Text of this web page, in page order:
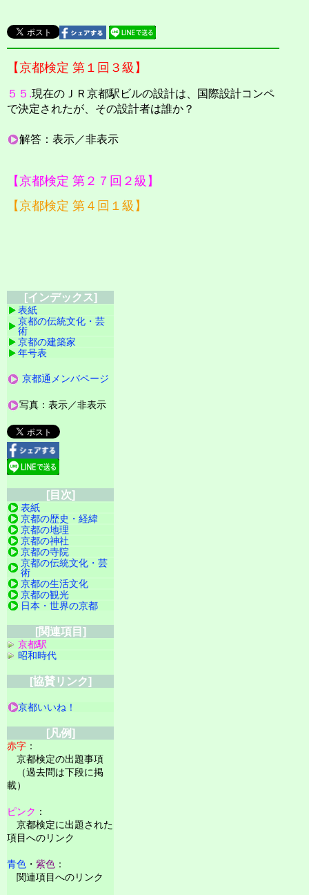
【京都検定 第１回３級】
５５.現在のＪＲ京都駅ビルの設計は、国際設計コンペ
で決定されたが、その設計者は誰か？
解答：表示／非表示
【京都検定 第２７回２級】
【京都検定 第４回１級】
[インデックス]
表紙
京都の伝統文化・芸
術
京都の建築家
年号表
京都通メンバページ
写真：表示／非表示
[目次]
表紙
京都の歴史・経緯
京都の地理
京都の神社
京都の寺院
京都の伝統文化・芸
術
京都の生活文化
京都の観光
日本・世界の京都
[関連項目]
京都駅
昭和時代
[協賛リンク]
京都いいね！
[凡例]
赤字 ：
京都検定の出題事項
（過去問は下段に掲
載）
ピンク ：
京都検定に出題された
項目へのリンク
青色 ・ 紫色 ：
関連項目へのリンク